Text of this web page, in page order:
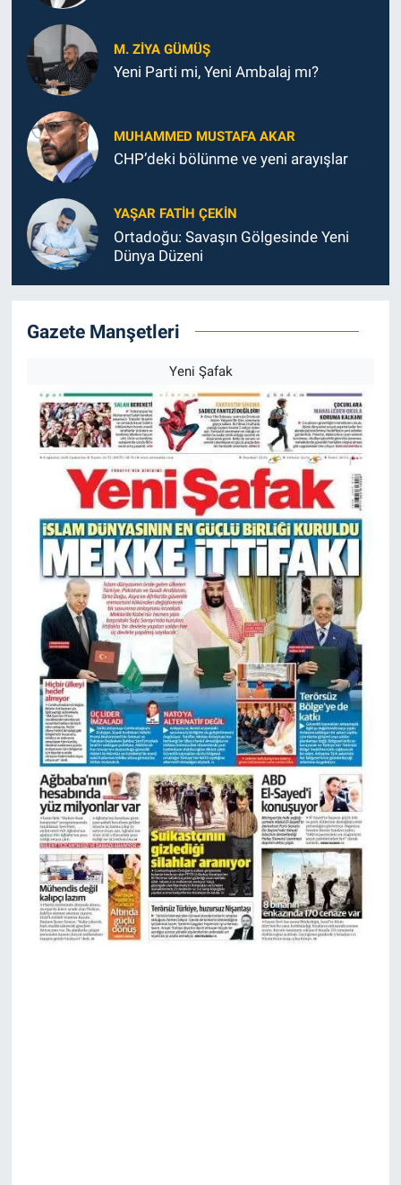
M. ZIYA GÜMÜŞ
Yeni Parti mi, Yeni Ambalaj mı?
MUHAMMED MUSTAFA AKAR
CHP’deki bölünme ve yeni arayışlar
YAŞAR FATIH ÇEKIN
Ortadoğu: Savaşın Gölgesinde Yeni
Dünya Düzeni
Gazete Manşetleri
Yeni Şafak